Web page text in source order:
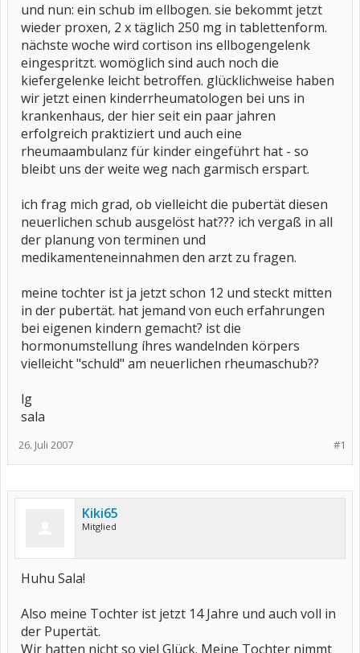
und nun: ein schub im ellbogen. sie bekommt jetzt
wieder proxen, 2 x täglich 250 mg in tablettenform.
nächste woche wird cortison ins ellbogengelenk
eingespritzt. womöglich sind auch noch die
kiefergelenke leicht betroffen. glücklichweise haben
wir jetzt einen kinderrheumatologen bei uns in
krankenhaus, der hier seit ein paar jahren
erfolgreich praktiziert und auch eine
rheumaambulanz für kinder eingeführt hat - so
bleibt uns der weite weg nach garmisch erspart.
ich frag mich grad, ob vielleicht die pubertät diesen
neuerlichen schub ausgelöst hat??? ich vergaß in all
der planung von terminen und
medikamenteneinnahmen den arzt zu fragen.
meine tochter ist ja jetzt schon 12 und steckt mitten
in der pubertät. hat jemand von euch erfahrungen
bei eigenen kindern gemacht? ist die
hormonumstellung íhres wandelnden körpers
vielleicht "schuld" am neuerlichen rheumaschub??
lg
sala
#1
26. Juli 2007
Kiki65
Mitglied
Huhu Sala!
Also meine Tochter ist jetzt 14 Jahre und auch voll in
der Pupertät.
Wir hatten nicht so viel Glück. Meine Tochter nimmt